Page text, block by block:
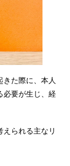
きた際に、本人
必要が生じ、経
られる主なリ